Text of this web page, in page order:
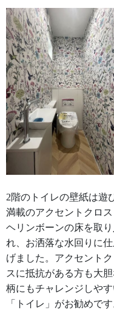
2階のトイレの壁紙は遊
満載のアクセントクロス
ヘリンボーンの床を取り
れ、お洒落な水回りに仕
げました。アクセントク
スに抵抗がある方も大
柄にもチャレンジしやす
「トイレ」がお勧めです